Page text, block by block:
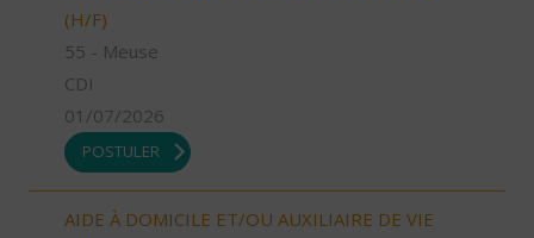
(H/F)
55 - Meuse
CDI
01/07/2026
POSTULER
AIDE À DOMICILE ET/OU AUXILIAIRE DE VIE